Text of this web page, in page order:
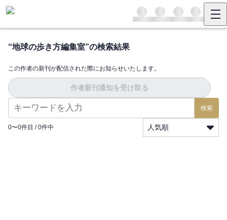
“地球の歩き方編集室”の検索結果
この作者の新刊が配信された際にお知らせいたします。
作者新刊通知を受け取る
検索
0〜0件目 / 0件中 人気順